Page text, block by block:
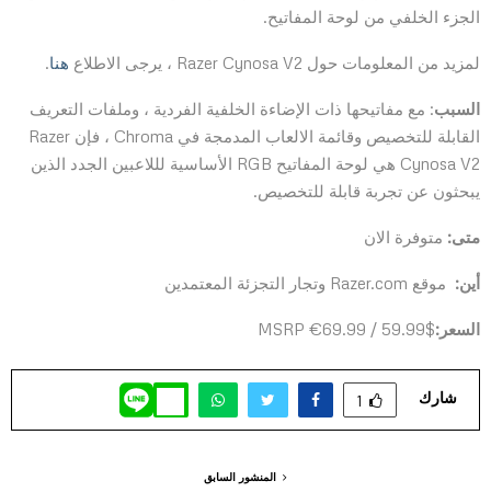
الجزء الخلفي من لوحة المفاتيح.
لمزيد من المعلومات حول Razer Cynosa V2 ، يرجى الاطلاع هنا
السبب: مع مفاتيحها ذات الإضاءة الخلفية الفردية ، وملفات التعريف
القابلة للتخصيص وقائمة الالعاب المدمجة في Chroma ، فإن Razer
Cynosa V2 هي لوحة المفاتيح RGB الأساسية لللاعبين الجدد الذين
يبحثون عن تجربة قابلة للتخصيص.
متى: متوفرة الان
أين: موقع Razer.com وتجار التجزئة المعتمدين
السعر:$59.99 / 69.99€ MSRP
شارك 1
المنشور السابق